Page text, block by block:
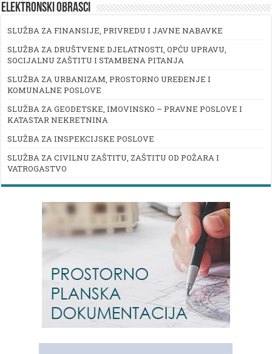
ELEKTRONSKI OBRASCI
SLUŽBA ZA FINANSIJE, PRIVREDU I JAVNE NABAVKE
SLUŽBA ZA DRUŠTVENE DJELATNOSTI, OPĆU UPRAVU,
SOCIJALNU ZAŠTITU I STAMBENA PITANJA
SLUŽBA ZA URBANIZAM, PROSTORNO UREĐENJE I
KOMUNALNE POSLOVE
SLUŽBA ZA GEODETSKE, IMOVINSKO – PRAVNE POSLOVE I
KATASTAR NEKRETNINA
SLUŽBA ZA INSPEKCIJSKE POSLOVE
SLUŽBA ZA CIVILNU ZAŠTITU, ZAŠTITU OD POŽARA I
VATROGASTVO